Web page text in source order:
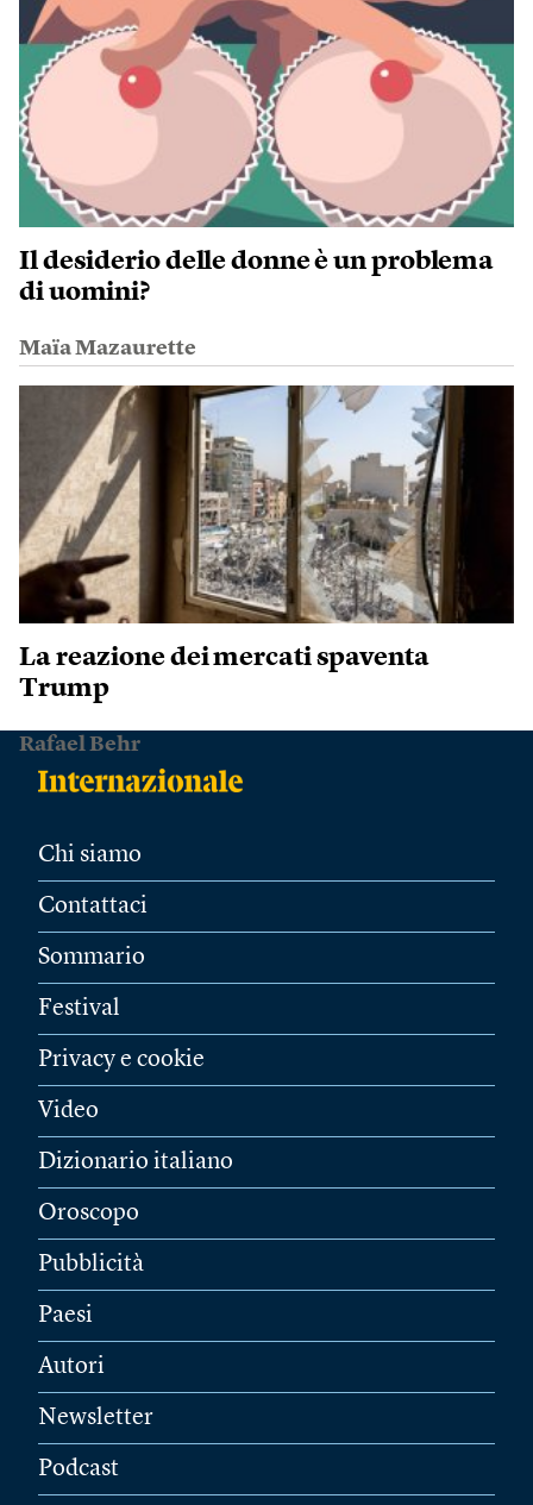
Il desiderio delle donne è un problema
di uomini?
Maïa Mazaurette
La reazione dei mercati spaventa
Trump
Rafael Behr
Chi siamo
Contattaci
Sommario
Festival
Privacy e cookie
Video
Dizionario italiano
Oroscopo
Pubblicità
Paesi
Autori
Newsletter
Podcast